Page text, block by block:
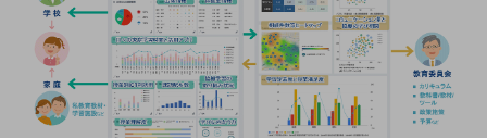
料金TOP
ドコモBiz データ無制限 ドコモ MAX ドコモ mini ドコモBiz かけ放題
ケータイプラン